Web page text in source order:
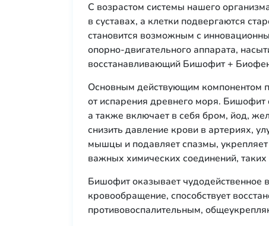
С возрастом системы нашего
в суставах, а клетки подвергаются
становится возможным с
опорно-двигательного аппарата,
восстанавливающий Бишофит +
Основным действующим компонентом
от испарения древнего моря. Бишофит
а также включает в себя бром, йод,
снизить давление крови в артериях,
мышцы и подавляет спазмы, укрепляет
важных химических соединений,
Бишофит оказывает чудодейственное
кровообращение, способствует
противовоспалительным,